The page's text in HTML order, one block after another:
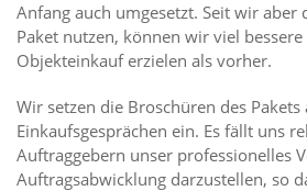
Anfang auch umgesetzt. Seit wir aber
Paket nutzen, können wir viel bessere
Objekteinkauf erzielen als vorher.
Wir setzen die Broschüren des
Einkaufsgesprächen ein. Es fällt uns
Auftraggebern unser professionelles
Auftragsabwicklung darzustellen, so